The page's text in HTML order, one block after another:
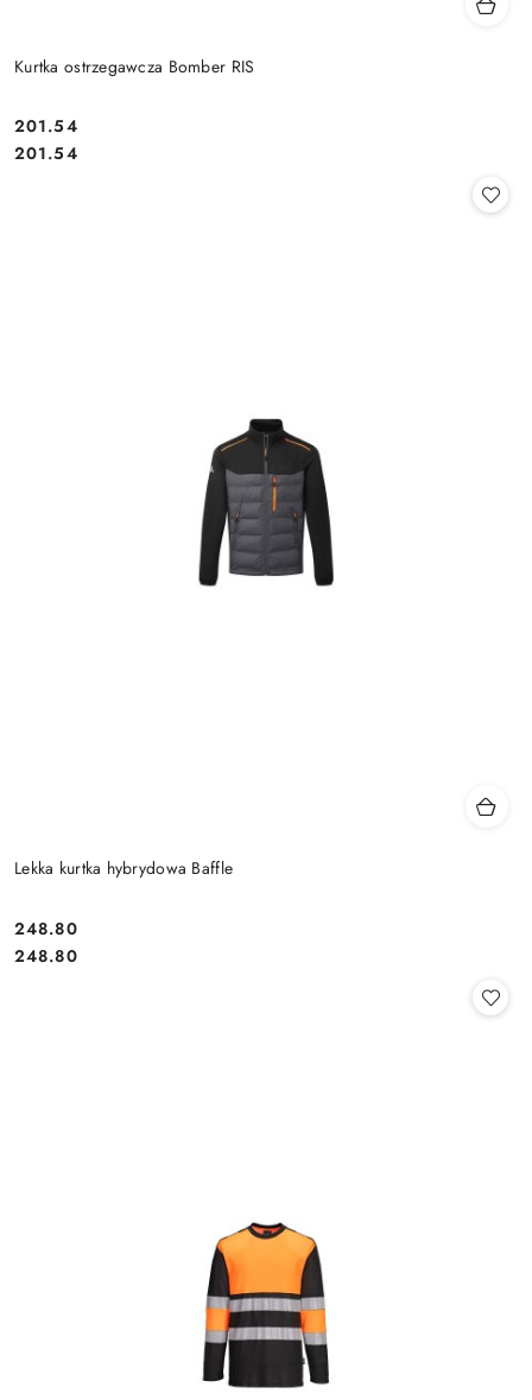
Kurtka ostrzegawcza Bomber RIS
Cena:
201.54
Cena:
201.54
Lekka kurtka hybrydowa Baffle
Cena:
248.80
Cena:
248.80